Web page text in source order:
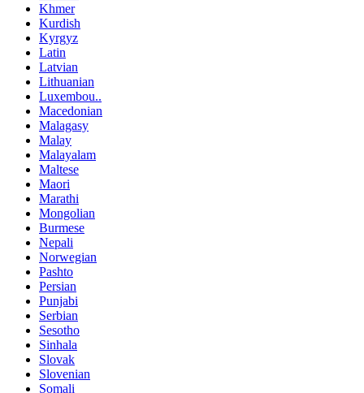
Khmer
Kurdish
Kyrgyz
Latin
Latvian
Lithuanian
Luxembou..
Macedonian
Malagasy
Malay
Malayalam
Maltese
Maori
Marathi
Mongolian
Burmese
Nepali
Norwegian
Pashto
Persian
Punjabi
Serbian
Sesotho
Sinhala
Slovak
Slovenian
Somali